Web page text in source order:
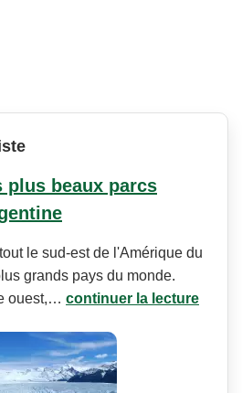
plus beaux parcs
le sud-est de l'Amérique du
grands pays du monde.
ouest,… continuer la lecture